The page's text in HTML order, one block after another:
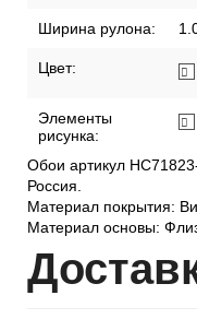
Ширина рулона:
Цвет:
Элементы
рисунка:
Обои артикул
Россия.
Материал покрытия:
Материал основы:
Дост